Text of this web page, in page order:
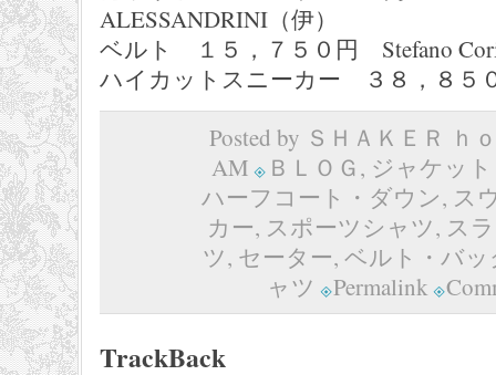
ALESSANDRINI（伊）
ベルト １５，７５０円 Stefano
ハイカットスニーカー ３８，８５
Posted by ＳＨＡＫＥＲ ｈ
AM
ＢＬＯＧ, ジャケッ
ハーフコート・ダウン, ス
カー, スポーツシャツ, ス
ツ, セーター, ベルト・バッ
ャツ
Permalink
TrackBack